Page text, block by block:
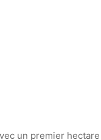
un premier